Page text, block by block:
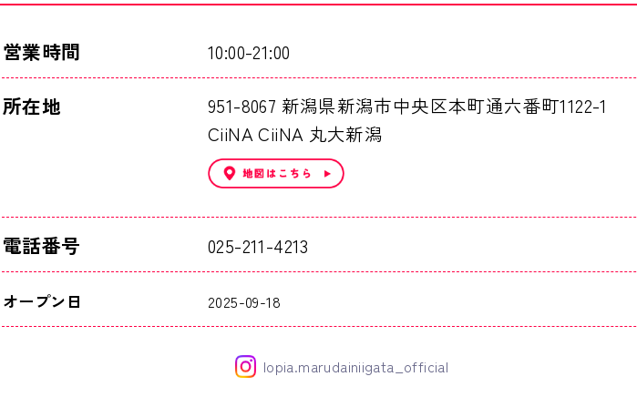
営業時間 10:00-21:00
所在地
951-8067 新潟県新潟市中央区本町通六番町1122-1
CiiNA CiiNA 丸大新潟
電話番号 025-211-4213
オープン日 2025-09-18
lopia.marudainiigata_official